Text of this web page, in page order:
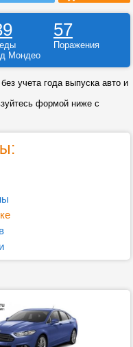
57
Поражения
Мондео
учета года выпуска авто и
формой ниже с